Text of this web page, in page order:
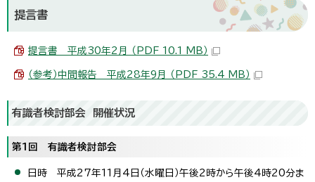
提言書
提言書 平成30年2月 （PDF 10.1 MB）
（参考）中間報告 平成28年9月 （PDF 35.4 MB）
有識者検討部会 開催状況
第1回 有識者検討部会
日時 平成27年11月4日（水曜日）午後2時から午後4時20分ま